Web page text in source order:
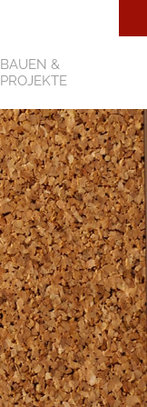
BAUEN &
PROJEKTE